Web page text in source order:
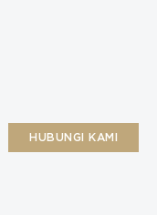
HUBUNGI KAMI